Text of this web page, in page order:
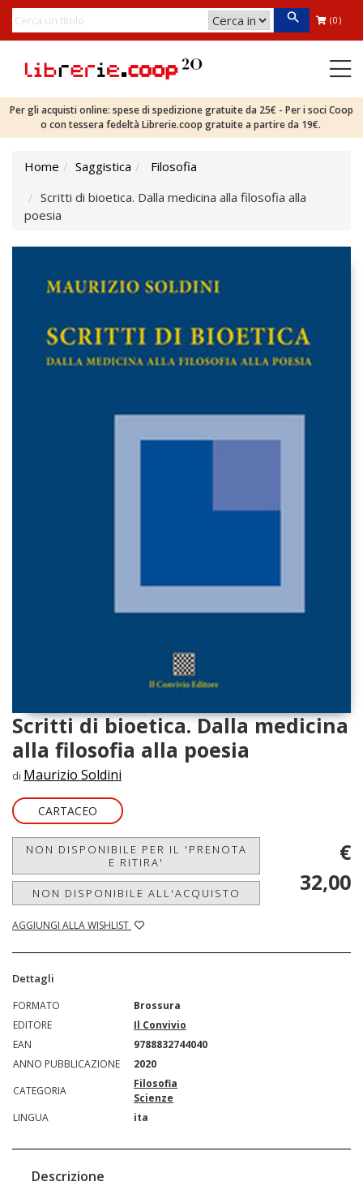
(0)
Per gli acquisti online: spese di spedizione gratuite da 25€ - Per i soci Coop
o con tessera fedeltà Librerie.coop gratuite a partire da 19€.
Home Saggistica
Filosofia
Scritti di bioetica. Dalla medicina alla filosofia alla
poesia
Scritti di bioetica. Dalla medicina
alla filosofia alla poesia
di Maurizio Soldini
CARTACEO
NON DISPONIBILE PER IL 'PRENOTA
E RITIRA'
NON DISPONIBILE ALL'ACQUISTO
AGGIUNGI ALLA WISHLIST
€
32,00
Dettagli
FORMATO
Brossura
EDITORE
Il Convivio
EAN
9788832744040
ANNO PUBBLICAZIONE
2020
CATEGORIA
Filosofia
Scienze
LINGUA
ita
Descrizione